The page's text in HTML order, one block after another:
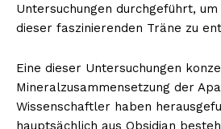
Untersuchungen durchgeführt, um
dieser faszinierenden Träne zu
Eine dieser Untersuchungen
Mineralzusammensetzung der
Wissenschaftler haben
hauptsächlich aus Obsidian